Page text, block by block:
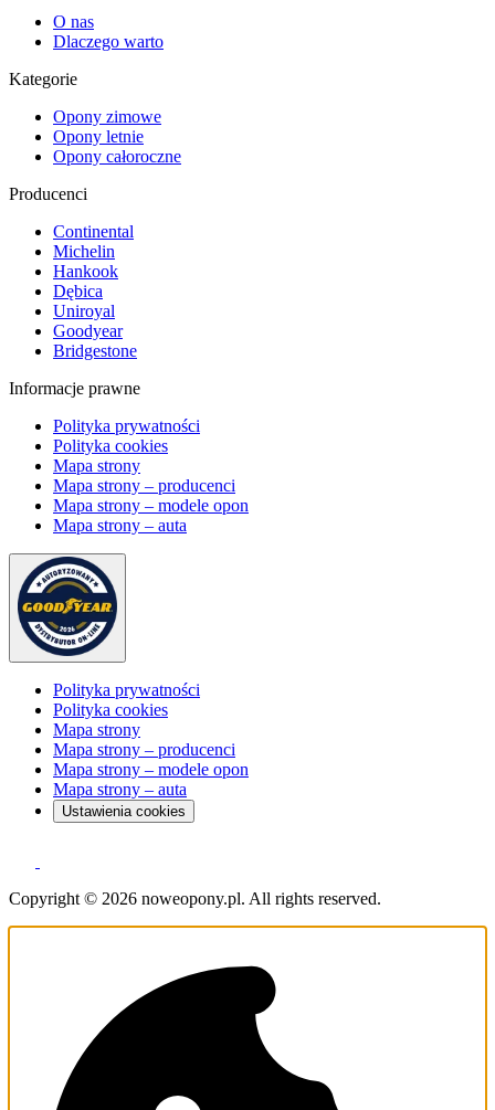
O nas
Dlaczego warto
Kategorie
Opony zimowe
Opony letnie
Opony całoroczne
Producenci
Continental
Michelin
Hankook
Dębica
Uniroyal
Goodyear
Bridgestone
Informacje prawne
Polityka prywatności
Polityka cookies
Mapa strony
Mapa strony – producenci
Mapa strony – modele opon
Mapa strony – auta
Polityka prywatności
Polityka cookies
Mapa strony
Mapa strony – producenci
Mapa strony – modele opon
Mapa strony – auta
Ustawienia cookies
Copyright © 2026 noweopony.pl. All rights reserved.